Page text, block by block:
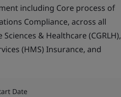
including Core process of
Compliance, across all
& Healthcare (CGRLH),
(HMS) Insurance, and
Date